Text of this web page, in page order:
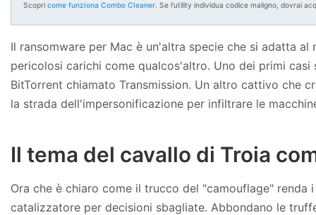
Scopri come funziona Combo Cleaner . Se l'utility individua codice maligno, dovrai
Il ransomware per Mac è un'altra specie che si adatta
pericolosi carichi come qualcos'altro. Uno dei primi
BitTorrent chiamato Transmission. Un altro cattivo che
la strada dell'impersonificazione per infiltrare le
Il tema del cavallo di Troia
Ora che è chiaro come il trucco del "camouflage"
catalizzatore per decisioni sbagliate. Abbondano le